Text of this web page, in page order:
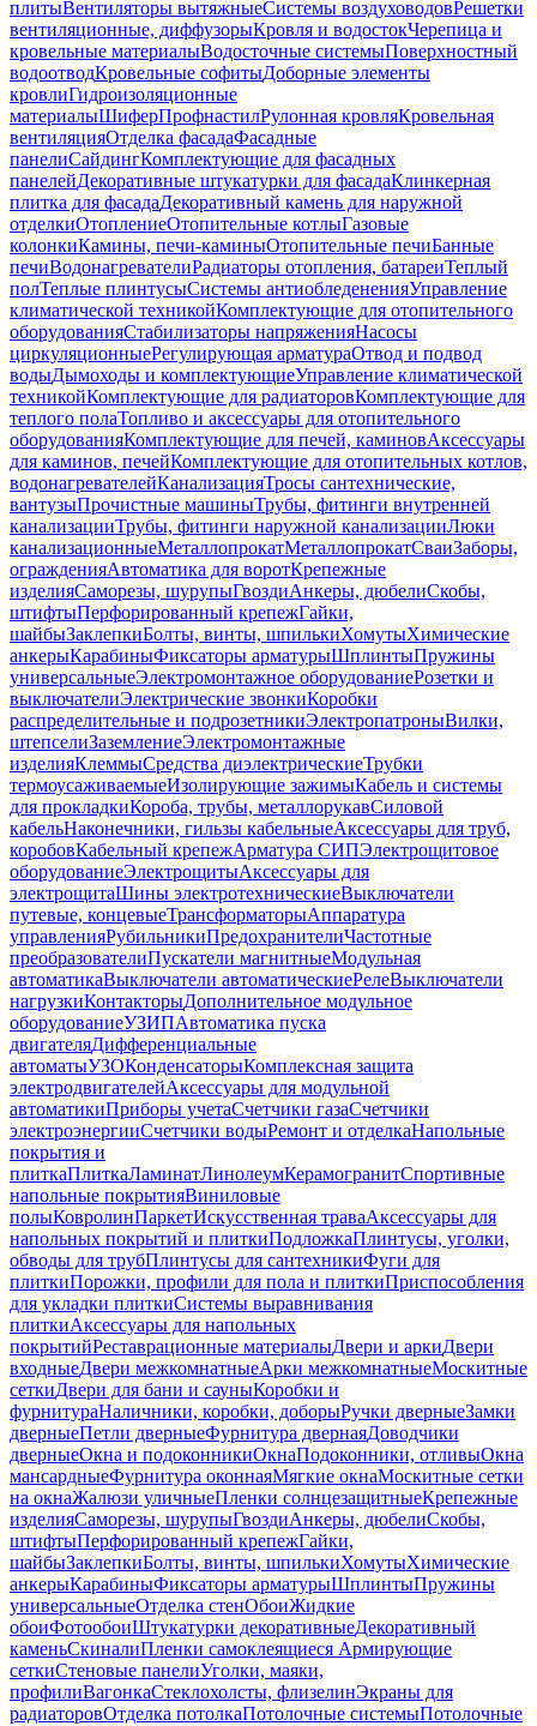
плитыВентиляторы вытяжныеСистемы воздуховодовРешетки
вентиляционные, диффузорыКровля и водостокЧерепица и
кровельные материалыВодосточные системыПоверхностный
водоотводКровельные софитыДоборные элементы
кровлиГидроизоляционные
материалыШиферПрофнастилРулонная кровляКровельная
вентиляцияОтделка фасадаФасадные
панелиСайдингКомплектующие для фасадных
панелейДекоративные штукатурки для фасадаКлинкерная
плитка для фасадаДекоративный камень для наружной
отделкиОтоплениеОтопительные котлыГазовые
колонкиКамины, печи-каминыОтопительные печиБанные
печиВодонагревателиРадиаторы отопления, батареиТеплый
полТеплые плинтусыСистемы антиобледененияУправление
климатической техникойКомплектующие для отопительного
оборудованияСтабилизаторы напряженияНасосы
циркуляционныеРегулирующая арматураОтвод и подвод
водыДымоходы и комплектующиеУправление климатической
техникойКомплектующие для радиаторовКомплектующие для
теплого полаТопливо и аксессуары для отопительного
оборудованияКомплектующие для печей, каминовАксессуары
для каминов, печейКомплектующие для отопительных котлов,
водонагревателейКанализацияТросы сантехнические,
вантузыПрочистные машиныТрубы, фитинги внутренней
канализацииТрубы, фитинги наружной канализацииЛюки
канализационныеМеталлопрокатМеталлопрокатСваиЗаборы,
огражденияАвтоматика для воротКрепежные
изделияСаморезы, шурупыГвоздиАнкеры, дюбелиСкобы,
штифтыПерфорированный крепежГайки,
шайбыЗаклепкиБолты, винты, шпилькиХомутыХимические
анкерыКарабиныФиксаторы арматурыШплинтыПружины
универсальныеЭлектромонтажное оборудованиеРозетки и
выключателиЭлектрические звонкиКоробки
распределительные и подрозетникиЭлектропатроныВилки,
штепселиЗаземлениеЭлектромонтажные
изделияКлеммыСредства диэлектрическиеТрубки
термоусаживаемыеИзолирующие зажимыКабель и системы
для прокладкиКороба, трубы, металлорукавСиловой
кабельНаконечники, гильзы кабельныеАксессуары для труб,
коробовКабельный крепежАрматура СИПЭлектрощитовое
оборудованиеЭлектрощитыАксессуары для
электрощитаШины электротехническиеВыключатели
путевые, концевыеТрансформаторыАппаратура
управленияРубильникиПредохранителиЧастотные
преобразователиПускатели магнитныеМодульная
автоматикаВыключатели автоматическиеРелеВыключатели
нагрузкиКонтакторыДополнительное модульное
оборудованиеУЗИПАвтоматика пуска
двигателяДифференциальные
автоматыУЗОКонденсаторыКомплексная защита
электродвигателейАксессуары для модульной
автоматикиПриборы учетаСчетчики газаСчетчики
электроэнергииСчетчики водыРемонт и отделкаНапольные
покрытия и
плиткаПлиткаЛаминатЛинолеумКерамогранитСпортивные
напольные покрытияВиниловые
полыКовролинПаркетИскусственная траваАксессуары для
напольных покрытий и плиткиПодложкаПлинтусы, уголки,
обводы для трубПлинтусы для сантехникиФуги для
плиткиПорожки, профили для пола и плиткиПриспособления
для укладки плиткиСистемы выравнивания
плиткиАксессуары для напольных
покрытийРеставрационные материалыДвери и аркиДвери
входныеДвери межкомнатныеАрки межкомнатныеМоскитные
сеткиДвери для бани и сауныКоробки и
фурнитураНаличники, коробки, доборыРучки дверныеЗамки
дверныеПетли дверныеФурнитура двернаяДоводчики
дверныеОкна и подоконникиОкнаПодоконники, отливыОкна
мансардныеФурнитура оконнаяМягкие окнаМоскитные сетки
на окнаЖалюзи уличныеПленки солнцезащитныеКрепежные
изделияСаморезы, шурупыГвоздиАнкеры, дюбелиСкобы,
штифтыПерфорированный крепежГайки,
шайбыЗаклепкиБолты, винты, шпилькиХомутыХимические
анкерыКарабиныФиксаторы арматурыШплинтыПружины
универсальныеОтделка стенОбоиЖидкие
обоиФотообоиШтукатурки декоративныеДекоративный
каменьСкиналиПленки самоклеящиеся Армирующие
сеткиСтеновые панелиУголки, маяки,
профилиВагонкаСтеклохолсты, флизелинЭкраны для
радиаторовОтделка потолкаПотолочные системыПотолочные